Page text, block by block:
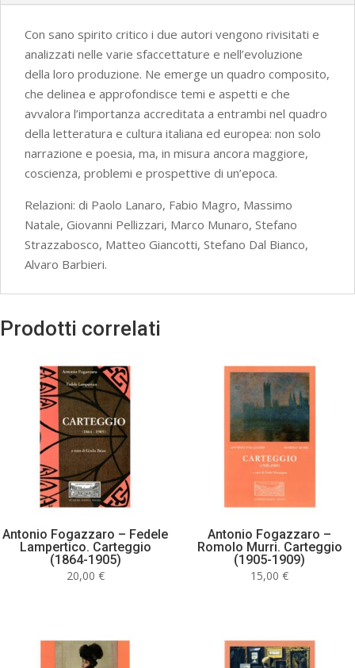
Con sano spirito critico i due autori vengono rivisitati e
analizzati nelle varie sfaccettature e nell’evoluzione
della loro produzione. Ne emerge un quadro composito,
che delinea e approfondisce temi e aspetti e che
avvalora l’importanza accreditata a entrambi nel quadro
della letteratura e cultura italiana ed europea: non solo
narrazione e poesia, ma, in misura ancora maggiore,
coscienza, problemi e prospettive di un’epoca.
Relazioni: di Paolo Lanaro, Fabio Magro, Massimo
Natale, Giovanni Pellizzari, Marco Munaro, Stefano
Strazzabosco, Matteo Giancotti, Stefano Dal Bianco,
Alvaro Barbieri.
Prodotti correlati
Antonio Fogazzaro – Fedele
Lampertico. Carteggio
(1864-1905)
20,00 €
Antonio Fogazzaro –
Romolo Murri. Carteggio
(1905-1909)
15,00€